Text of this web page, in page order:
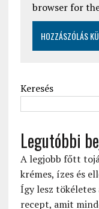
browser for
Keresés
Legutóbbi
A legjobb főtt
krémes, ízes és
Így lesz tökéletes
recept, amit